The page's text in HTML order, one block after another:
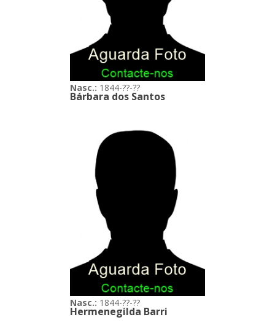
Nasc.: 1844-??-??
Bárbara dos Santos
Nasc.: 1844-??-??
Hermenegilda Barri